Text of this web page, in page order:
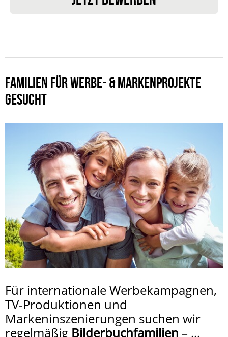
FAMILIEN FÜR WERBE- & MARKENPROJEKTE
GESUCHT
Für internationale Werbekampagnen,
TV-Produktionen und
Markeninszenierungen suchen wir
regelmäßig Bilderbuchfamilien – ...